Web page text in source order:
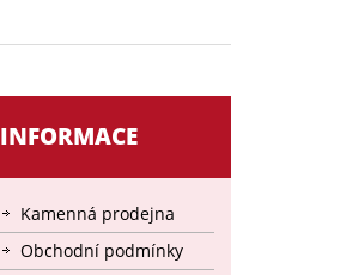
INFORMACE
Kamenná prodejna
Obchodní podmínky